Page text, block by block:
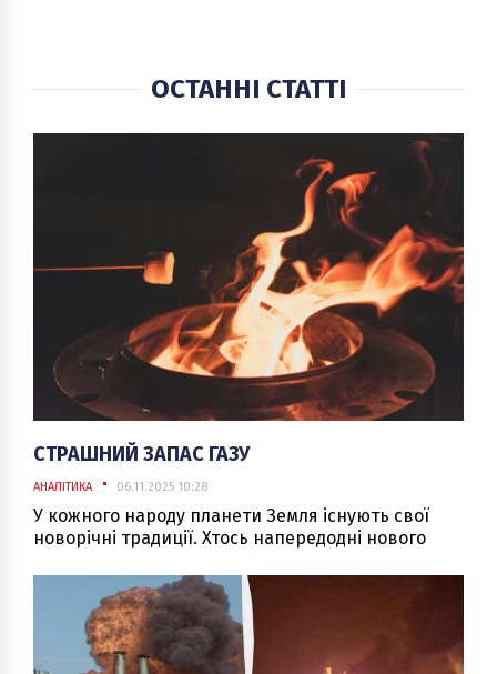
ОСТАННІ СТАТТІ
СТРАШНИЙ ЗАПАС ГАЗУ
АНАЛІТИКА 06.11.2025 10:28
У кожного народу планети Земля існують свої
новорічні традиції. Хтось напередодні нового
вікон старі меблі. Китайці запалюють ліхтарики,
англійці готують пудинг з монетками. Багато їх,
цих народів з їх традиціями. Газова Україна не
виняток.